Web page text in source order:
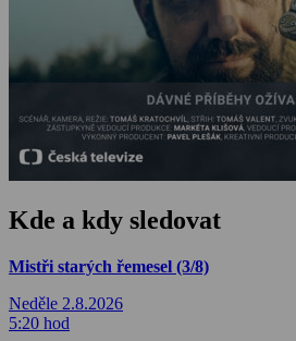
Kde a kdy sledovat
Mistři starých řemesel (3/8)
Neděle 2.8.2026
5:20 hod